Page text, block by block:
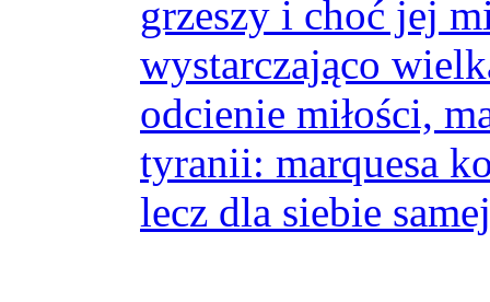
grzeszy i choć jej
wystarczająco
odcienie miłości,
tyranii: marquesa
lecz dla siebie